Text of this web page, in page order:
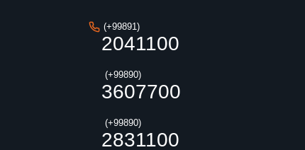
(+99891)
2041100
(+99890)
3607700
(+99890)
2831100